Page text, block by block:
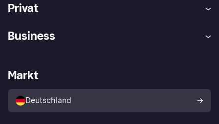
Privat
Klarna App
Shops entdecken
Käuferschutzrichtlinie
Dein Widerrufsrecht
Business
Händlerportal
Markt
Deutschland